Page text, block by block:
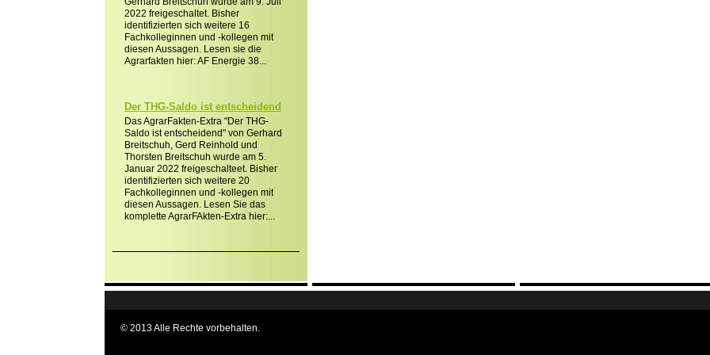
2022 freigeschaltet. Bisher
identifizierten sich weitere 16
Fachkolleginnen und -kollegen mit
diesen Aussagen. Lesen sie die
Agrarfakten hier: AF Energie 38...
Der THG-Saldo ist entscheidend
Das AgrarFakten-Extra "Der THG-
Saldo ist entscheidend" von Gerhard
Breitschuh, Gerd Reinhold und
Thorsten Breitschuh wurde am 5.
Januar 2022 freigeschalteet. Bisher
identifizierten sich weitere 20
Fachkolleginnen und -kollegen mit
diesen Aussagen. Lesen Sie das
komplette AgrarFAkten-Extra hier:...
© 2013 Alle Rechte vorbehalten.